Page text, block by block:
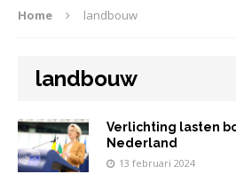
Home landbouw
landbouw
Verlichting lasten
Nederland
13 februari 2024